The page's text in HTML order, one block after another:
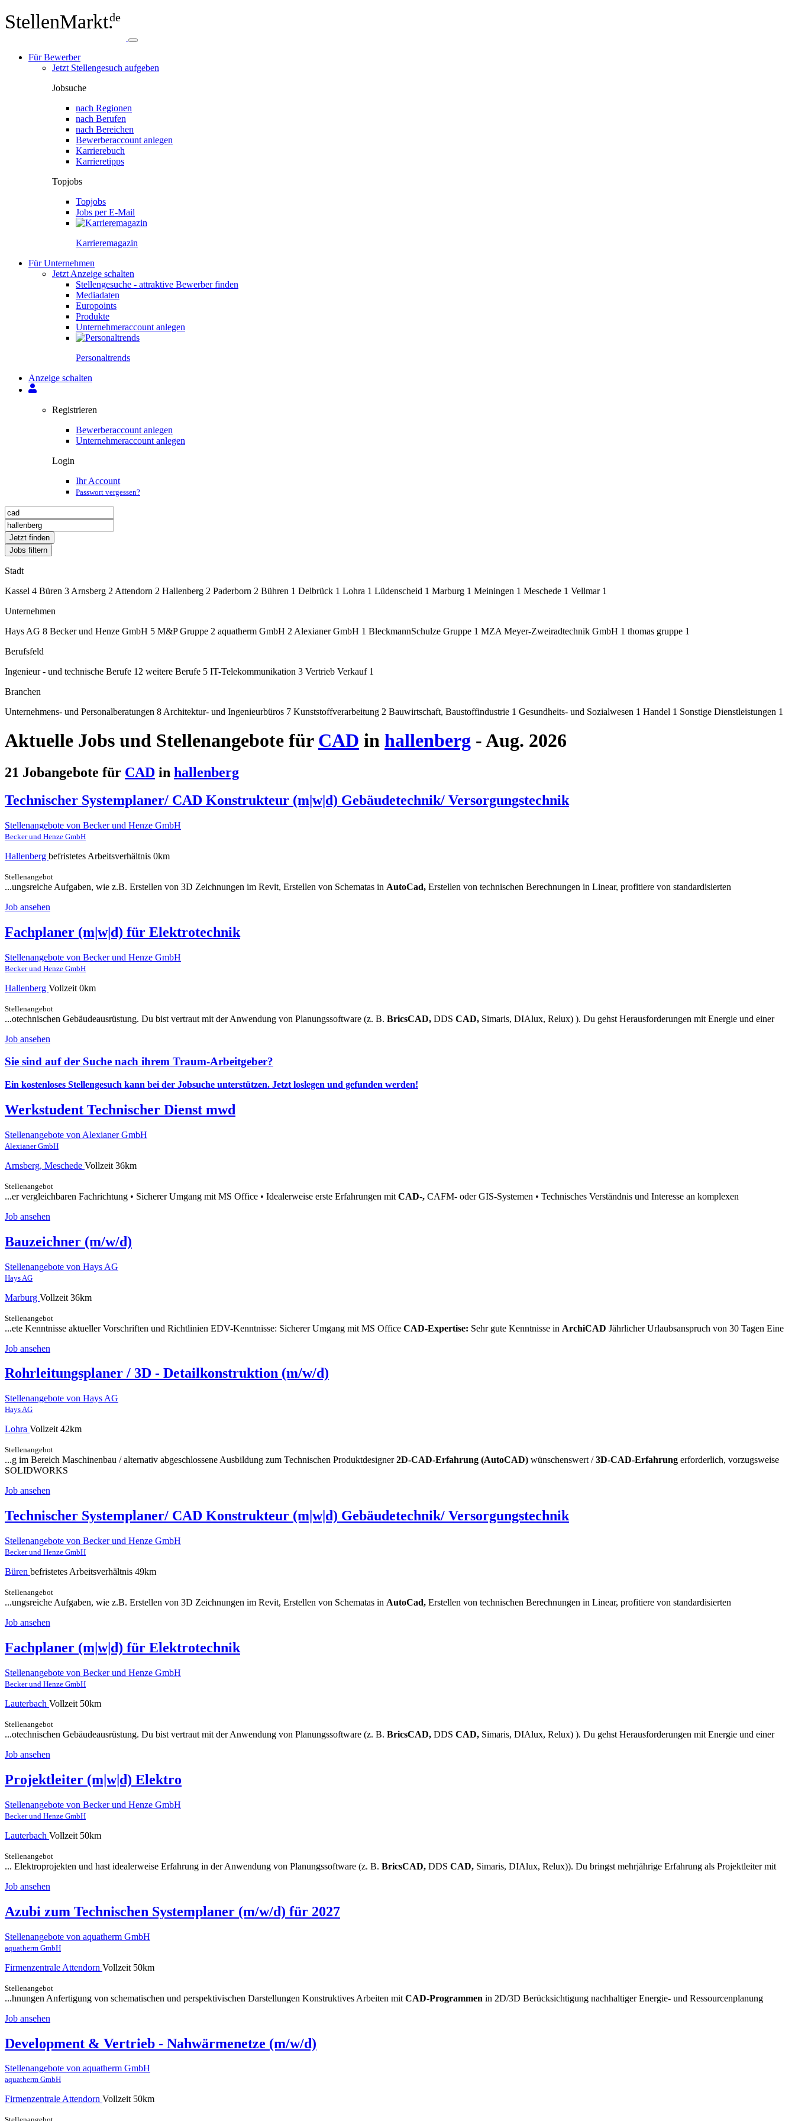
StellenMarkt.de
Für Bewerber
Jetzt Stellengesuch aufgeben
Jobsuche
nach Regionen
nach Berufen
nach Bereichen
Bewerberaccount anlegen
Karrierebuch
Karrieretipps
Topjobs
Topjobs
Jobs per E-Mail
Karriere­magazin
Für Unternehmen
Jetzt Anzeige schalten
Stellengesuche - attraktive Bewerber finden
Mediadaten
Europoints
Produkte
Unternehmeraccount anlegen
Personal­trends
Anzeige schalten
Registrieren
Bewerberaccount anlegen
Unternehmeraccount anlegen
Login
Ihr Account
Passwort vergessen?
Jetzt finden
Jobs filtern
Stadt
Kassel 4 Büren 3 Arnsberg 2 Attendorn 2 Hallenberg 2 Paderborn 2 Bühren 1 Delbrück 1 Lohra 1 Lüdenscheid 1 Marburg 1 Meiningen 1 Meschede 1 Vellmar 1
Unternehmen
Hays AG 8 Becker und Henze GmbH 5 M&P Gruppe 2 aquatherm GmbH 2 Alexianer GmbH 1 BleckmannSchulze Gruppe 1 MZA Meyer-Zweiradtechnik GmbH 1 thomas gruppe 1
Berufsfeld
Ingenieur - und technische Berufe 12 weitere Berufe 5 IT-Telekommunikation 3 Vertrieb Verkauf 1
Branchen
Unternehmens- und Personalberatungen 8 Architektur- und Ingenieurbüros 7 Kunststoffverarbeitung 2 Bauwirtschaft, Baustoffindustrie 1 Gesundheits- und Sozialwesen 1 Handel 1 Sonstige Dienstleistungen 1
Aktuelle Jobs und Stellenangebote für CAD in hallenberg - Aug. 2026
21 Jobangebote für CAD in hallenberg
Technischer Systemplaner/ CAD Konstrukteur (m|w|d) Gebäudetechnik/ Versorgungstechnik
Stellenangebote von Becker und Henze GmbH
Becker und Henze GmbH
Hallenberg befristetes Arbeitsverhältnis 0km
Stellenangebot
...ungsreiche Aufgaben, wie z.B. Erstellen von 3D Zeichnungen im Revit, Erstellen von Schematas in AutoCad, Erstellen von technischen Berechnungen in Linear, profitiere von standardisierten
Job ansehen
Fachplaner (m|w|d) für Elektrotechnik
Stellenangebote von Becker und Henze GmbH
Becker und Henze GmbH
Hallenberg Vollzeit 0km
Stellenangebot
...otechnischen Gebäudeausrüstung. Du bist vertraut mit der Anwendung von Planungssoftware (z. B. BricsCAD, DDS CAD, Simaris, DIAlux, Relux) ). Du gehst Herausforderungen mit Energie und einer
Job ansehen
Sie sind auf der Suche nach ihrem Traum-Arbeitgeber?
Ein kostenloses Stellengesuch kann bei der Jobsuche unterstützen. Jetzt loslegen und gefunden werden!
Werkstudent Technischer Dienst mwd
Stellenangebote von Alexianer GmbH
Alexianer GmbH
Arnsberg, Meschede Vollzeit 36km
Stellenangebot
...er vergleichbaren Fachrichtung • Sicherer Umgang mit MS Office • Idealerweise erste Erfahrungen mit CAD-, CAFM- oder GIS-Systemen • Technisches Verständnis und Interesse an komplexen
Job ansehen
Bauzeichner (m/w/d)
Stellenangebote von Hays AG
Hays AG
Marburg Vollzeit 36km
Stellenangebot
...ete Kenntnisse aktueller Vorschriften und Richtlinien EDV-Kenntnisse: Sicherer Umgang mit MS Office CAD-Expertise: Sehr gute Kenntnisse in ArchiCAD Jährlicher Urlaubsanspruch von 30 Tagen Eine
Job ansehen
Rohrleitungsplaner / 3D - Detailkonstruktion (m/w/d)
Stellenangebote von Hays AG
Hays AG
Lohra Vollzeit 42km
Stellenangebot
...g im Bereich Maschinenbau / alternativ abgeschlossene Ausbildung zum Technischen Produktdesigner2D-CAD-Erfahrung (AutoCAD) wünschenswert /3D-CAD-Erfahrung erforderlich, vorzugsweise
SOLIDWORKS
Job ansehen
Technischer Systemplaner/ CAD Konstrukteur (m|w|d) Gebäudetechnik/ Versorgungstechnik
Stellenangebote von Becker und Henze GmbH
Becker und Henze GmbH
Büren befristetes Arbeitsverhältnis 49km
Stellenangebot
...ungsreiche Aufgaben, wie z.B. Erstellen von 3D Zeichnungen im Revit, Erstellen von Schematas in AutoCad, Erstellen von technischen Berechnungen in Linear, profitiere von standardisierten
Job ansehen
Fachplaner (m|w|d) für Elektrotechnik
Stellenangebote von Becker und Henze GmbH
Becker und Henze GmbH
Lauterbach Vollzeit 50km
Stellenangebot
...otechnischen Gebäudeausrüstung. Du bist vertraut mit der Anwendung von Planungssoftware (z. B. BricsCAD, DDS CAD, Simaris, DIAlux, Relux) ). Du gehst Herausforderungen mit Energie und einer
Job ansehen
Projektleiter (m|w|d) Elektro
Stellenangebote von Becker und Henze GmbH
Becker und Henze GmbH
Lauterbach Vollzeit 50km
Stellenangebot
... Elektroprojekten und hast idealerweise Erfahrung in der Anwendung von Planungssoftware (z. B. BricsCAD, DDS CAD, Simaris, DIAlux, Relux)). Du bringst mehrjährige Erfahrung als Projektleiter mit
Job ansehen
Azubi zum Technischen Systemplaner (m/w/d) für 2027
Stellenangebote von aquatherm GmbH
aquatherm GmbH
Firmenzentrale Attendorn Vollzeit 50km
Stellenangebot
...hnungen Anfertigung von schematischen und perspektivischen Darstellungen Konstruktives Arbeiten mit CAD-Programmen in 2D/3D Berücksichtigung nachhaltiger Energie- und Ressourcenplanung
Job ansehen
Development & Vertrieb - Nahwärmenetze (m/w/d)
Stellenangebote von aquatherm GmbH
aquatherm GmbH
Firmenzentrale Attendorn Vollzeit 50km